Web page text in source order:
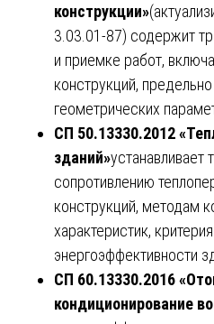
конструкции»
3.03.01-87) содержит
и приемке работ,
конструкций,
геометрических
СП 50.13330.2012
зданий»устанавливает
сопротивлению
конструкций, методам
характеристик,
энергоэффективности
СП 60.13330.2016
кондиционирование